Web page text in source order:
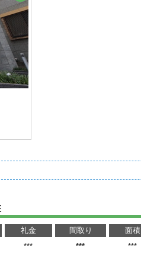
礼金 間取り 面積
*** *** ***